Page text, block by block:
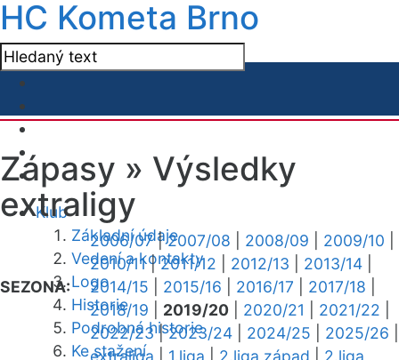
HC Kometa Brno
Klub
Základní údaje
Vedení a kontakty
Logo
Historie
Podrobná historie
Ke stažení
Zápasy » Výsledky
extraligy
SEZONA:
2006/07|2007/08 2008/09 2009/10
2010/11|2011/12 2012/13 2013/14
2014/15
2015/16 2016/17 2017/18
2018/19
2019/20 2020/21 2021/22
2022/23|2023/24 2024/25 2025/26
extraliga 1.liga 2.liga západ
2.liga